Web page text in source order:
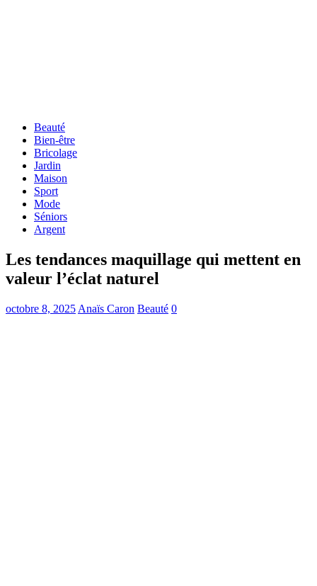
Beauté
Bien-être
Bricolage
Jardin
Maison
Sport
Mode
Séniors
Argent
Les tendances maquillage qui mettent en
valeur l’éclat naturel
octobre 8, 2025 Anaïs Caron Beauté 0